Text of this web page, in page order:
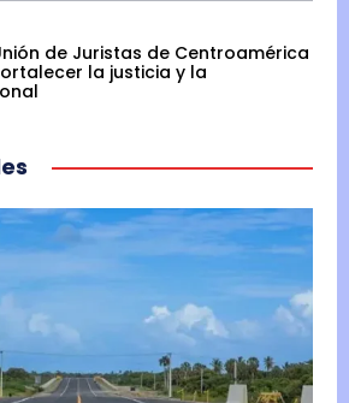
de Juristas de Centroamérica
la justicia y la